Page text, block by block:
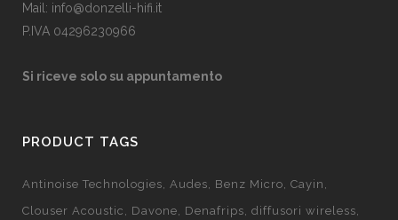
Mail: info@donzelli-hifi.it
P.IVA 04296230966
Si riceve solo su appuntamento
PRODUCT TAGS
Antinoise Technologies Audes Benz Micro Cayin
Clouser Acoustic
Davone Denafrips diffusori wireless